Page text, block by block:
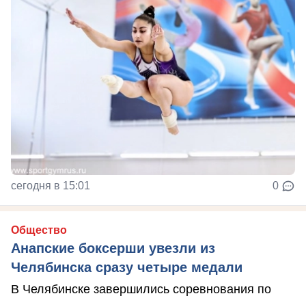
сегодня в 15:01 0
Общество
Анапские боксерши увезли из
Челябинска сразу четыре медали
В Челябинске завершились соревнования по